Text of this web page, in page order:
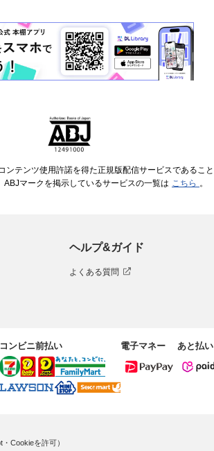
テンツ使用許諾を得た正規版配信サービスであるこ
ABJマークを掲示しているサービスの一覧は こちら 。
ヘルプ&ガイド
よくある質問
コンビニ前払い 電子マネー あと払い
Cookieを許可）